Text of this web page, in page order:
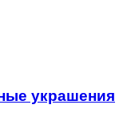
украшения